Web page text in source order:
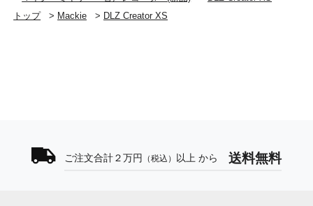
トップ
> Mackie > DLZ Creator XS
ご注文合計２万円 （税込） 以上 から 送料無料